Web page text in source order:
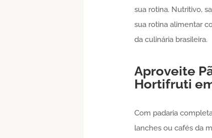
sua rotina. Nutritivo,
sua rotina alimentar
da culinária brasileira.
Aproveite
Hortifruti
Com padaria
lanches ou cafés da